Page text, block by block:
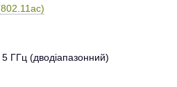
ГГц (дводіапазонний)